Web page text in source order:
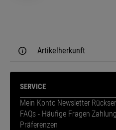
Artikelherkunft
SERVICE
Mein Konto Newsletter
FAQs - Häufige Fragen
Präferenzen